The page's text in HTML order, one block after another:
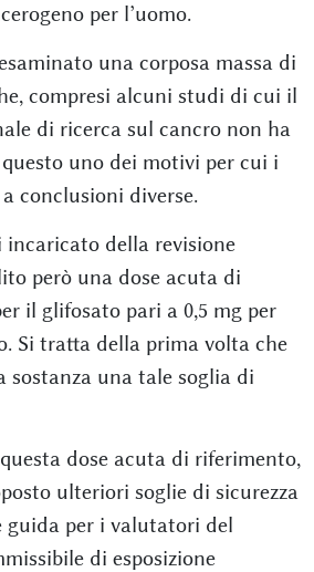
per l’uomo.
una corposa massa di
compresi alcuni studi di cui il
di ricerca sul cancro non ha
uno dei motivi per cui i
conclusioni diverse.
incaricato della revisione
però una dose acuta di
il glifosato pari a 0,5 mg per
Si tratta della prima volta che
sostanza una tale soglia di
dose acuta di riferimento,
ulteriori soglie di sicurezza
guida per i valutatori del
di esposizione